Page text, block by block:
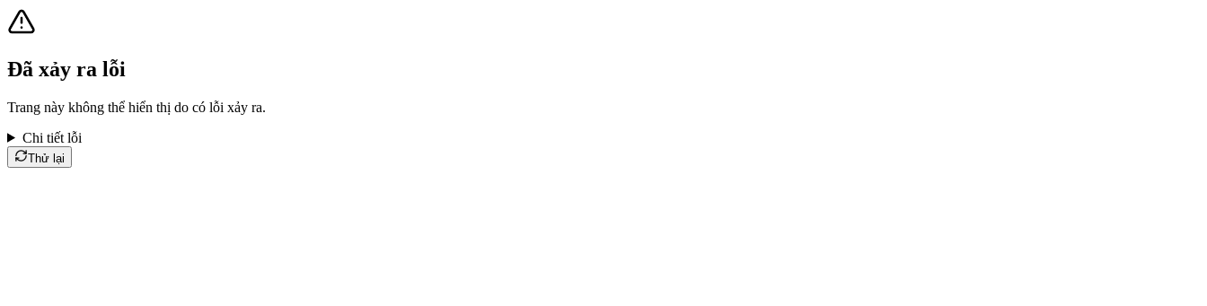
Đã xảy ra lỗi
Trang này không thể hiển thị do có lỗi xảy ra.
Chi tiết lỗi
Thử lại